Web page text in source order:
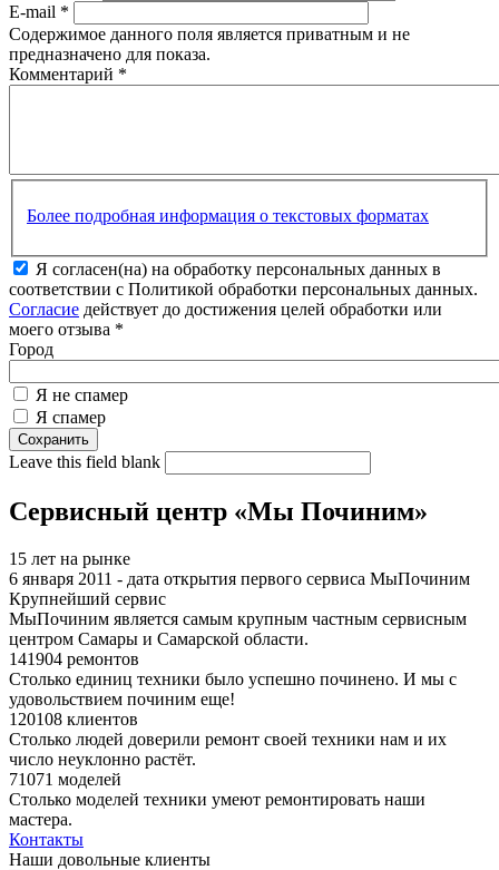
E-mail *
Содержимое данного поля является приватным и не
предназначено для показа.
Комментарий *
Более подробная информация о текстовых форматах
Я согласен(на) на обработку персональных данных в
соответствии с Политикой обработки персональных данных.
Согласие действует до достижения целей обработки или
моего отзыва *
Город
Я не спамер
Я спамер
Leave this field blank
Сервисный центр «Мы Починим»
15 лет на рынке
6 января 2011 - дата открытия первого сервиса МыПочиним
Крупнейший сервис
МыПочиним является самым крупным частным сервисным
центром Самары и Самарской области.
141904 ремонтов
Столько единиц техники было успешно починено. И мы с
удовольствием починим еще!
120108 клиентов
Столько людей доверили ремонт своей техники нам и их
число неуклонно растёт.
71071 моделей
Столько моделей техники умеют ремонтировать наши
мастера.
Контакты
Наши довольные клиенты